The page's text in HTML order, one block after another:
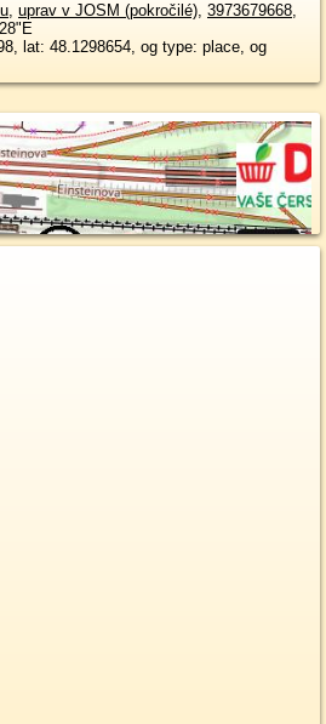
, uprav v JOSM (pokročilé), 3973679668,
lat: 48.1298654, og type: place, og